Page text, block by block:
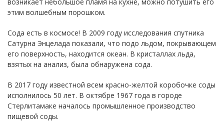
этим волшебным порошком.
Сода есть в космосе! В 2009 году исследования спутника
Сатурна Энцелада показали, что подо льдом, покрывающем
его поверхность, находится океан. В кристаллах льда,
взятых на анализ, была обнаружена сода.
В 2017 году известной всем красно-желтой коробочке соды
исполнилось 50 лет. В октябре 1967 года в городе
Стерлитамаке началось промышленное производство
пищевой соды.